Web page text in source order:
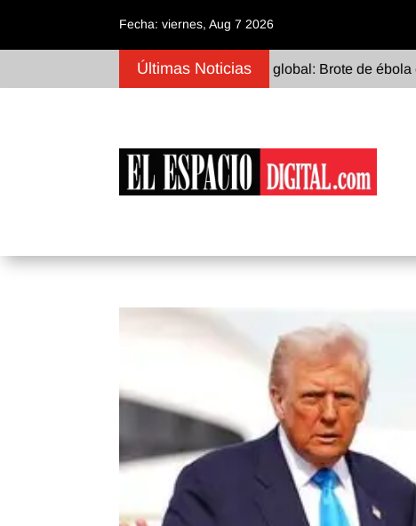
Fecha: viernes, Aug 7 2026
Últimas Noticias
Alerta sanitaria global: Brote de ébola en la